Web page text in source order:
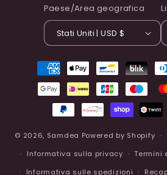
Paese/Area geografica
Stati Uniti | USD $
Metodi
pagamento
© 2026, Samdea Powered by Shopify
Informativa sulla privacy
Termini
Informativa sulle spedizioni